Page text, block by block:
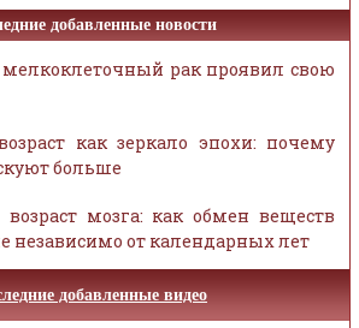
добавленные новости
мелкоклеточный рак проявил свою
как зеркало эпохи: почему
больше
возраст мозга: как обмен веществ
независимо от календарных лет
добавленные видео